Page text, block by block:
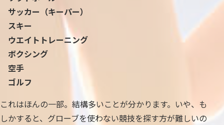
サッカー（キーパー）
スキー
ウエイトトレーニング
ボクシング
空手
ゴルフ
これはほんの一部。結構多いことが分かります。いや、も
しかすると、グローブを使わない競技を探す方が難しいの